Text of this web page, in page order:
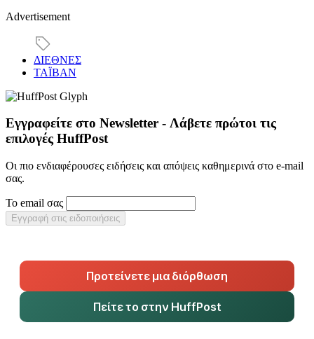
Advertisement
ΔΙΕΘΝΕΣ
ΤΑΪΒΑΝ
Εγγραφείτε στο Newsletter - Λάβετε πρώτοι τις
επιλογές HuffPost
Οι πιο ενδιαφέρουσες ειδήσεις και απόψεις καθημερινά στο e-mail
σας.
Το email σας
Εγγραφή στις ειδοποιήσεις
Προτείνετε μια διόρθωση
Πείτε το στην HuffPost